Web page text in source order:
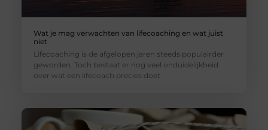
Wat je mag verwachten van lifecoaching en wat juist
niet
Lifecoaching is de afgelopen jaren steeds populairder
geworden. Toch bestaat er nog veel onduidelijkheid
over wat een lifecoach precies doet